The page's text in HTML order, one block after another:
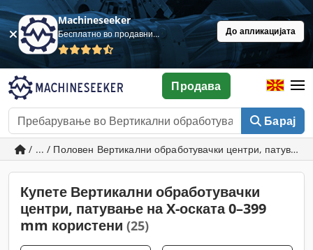
Machineseeker
Бесплатно во продавница До апликацијата
Барај
Продава
/ ... / Половен Вертикални обработувачки центри,
Купете Вертикални обработувачки
центри, патување на X-оската 0–399
mm користени (25)